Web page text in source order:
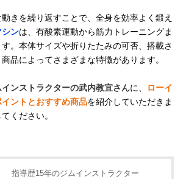
きを繰り返すことで、全身を効率よく鍛え
シンは、有酸素運動から筋力トレーニングま
。本体サイズや折りたたみの可否、搭載さ
品によってさまざまな特徴があります。
インストラクターの武内教宜さんに、
ローイ
ントとおすすめ商品を紹介していただきま
ください。
指導歴15年のジムインストラクター